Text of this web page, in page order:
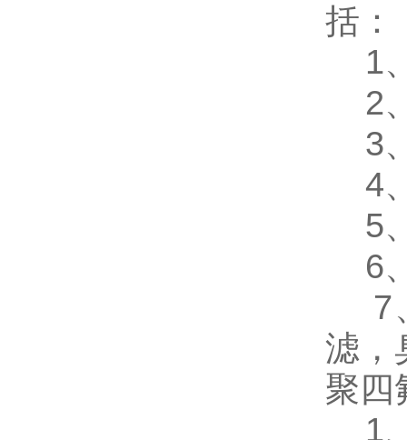
括：
1
2
3
4
5
6
7
滤，
聚四
1